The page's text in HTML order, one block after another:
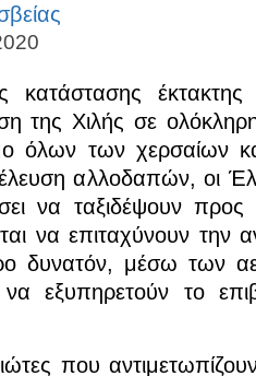
κατάστασης
της Χιλής σε
όλων των χερσαίων
αλλοδαπών, οι
να ταξιδέψουν προς
να επιταχύνουν
δυνατόν, μέσω των
εξυπηρετούν το
που